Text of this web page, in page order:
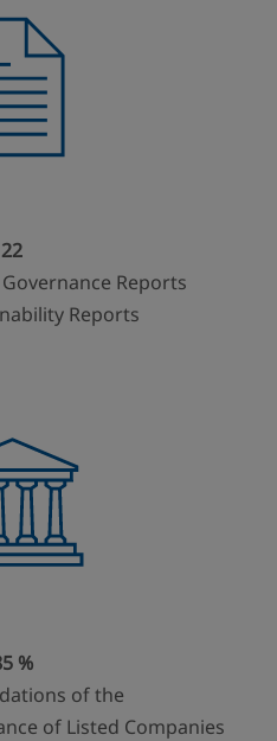
22
Reports
Reports
%
of the
of Listed Companies